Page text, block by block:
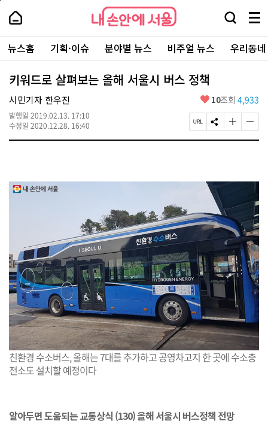
본
로
가
내
손
안
에
서
울
-
서
울
시
대
표
소
내
손
에
울
검
창
열
기
메
뉴
전
체
보
주
요
서
뉴스홈 기획·이슈 분야별 뉴스 비주얼 뉴스 우리동
키워드로 살펴보는 올해 서울시 버스 정책
시민기자 한우진
발행일 2019.02.13. 17:10
수정일 2020.12.28. 16:40
좋
요
10조회 4,933
페
이
복
S
N
기
글
자
하
기
글
자
경
하
기
친환경 수소버스, 올해는 7대를 추가하고 공영차고지 한 곳에 수소충
전소도 설치할 예정이다
알아두면 도움되는 교통상식 (130) 올해 서울시 버스정책 전망
페
상
단
로